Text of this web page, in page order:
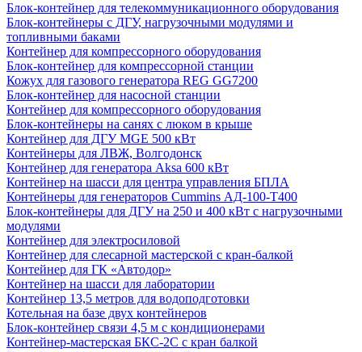
Блок-контейнер для телекоммуникационного оборудования
Блок-контейнеры с ДГУ, нагрузочными модулями и
топливными баками
Контейнер для компрессорного оборудования
Блок-контейнер для компрессорной станции
Кожух для газового генератора REG GG7200
Блок-контейнер для насосной станции
Контейнер для компрессорного оборудования
Блок-контейнеры на санях с люком в крыше
Контейнер для ДГУ MGE 500 кВт
Контейнеры для ЛВЖ, Волгодонск
Контейнер для генератора Aksa 600 кВт
Контейнер на шасси для центра управления БПЛА
Контейнеры для генераторов Cummins АД-100-Т400
Блок-контейнеры для ДГУ на 250 и 400 кВт с нагрузочными
модулями
Контейнер для электросиловой
Контейнер для слесарной мастерской с кран-балкой
Контейнер для ГК «Автодор»
Контейнер на шасси для лаборатории
Контейнер 13,5 метров для водоподготовки
Котельная на базе двух контейнеров
Блок-контейнер связи 4,5 м с кондиционерами
Контейнер-мастерская БКС-2С с кран балкой